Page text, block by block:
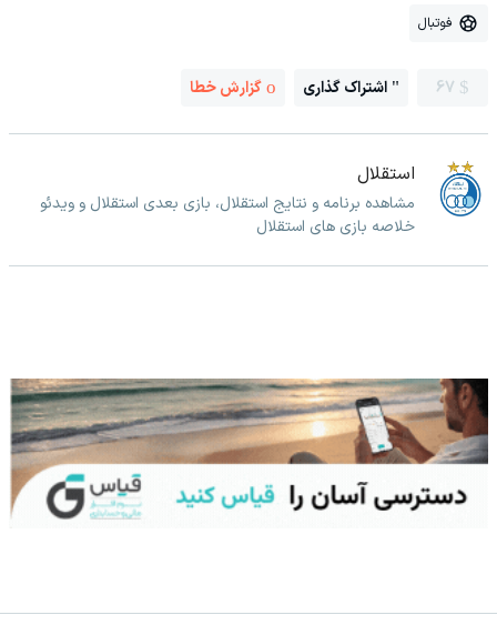
فوتبال
67 اشتراک گذاری گزارش خطا
استقلال
مشاهده برنامه و نتایج استقلال، بازی بعدی استقلال و ویدئو
خلاصه بازی های استقلال